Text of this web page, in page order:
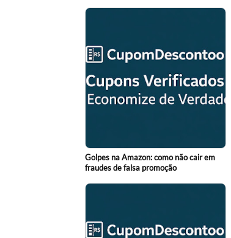
Golpes na Amazon: como não cair em
fraudes de falsa promoção